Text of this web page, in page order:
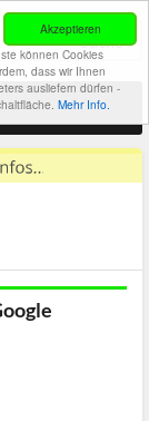
Akzeptieren
können Cookies
dass wir Ihnen
ausliefern dürfen -
Mehr Info.